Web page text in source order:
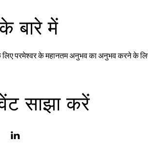
बारे में
परमेश्वर के महानतम अनुभव का अनुभव करने के
साझा करें